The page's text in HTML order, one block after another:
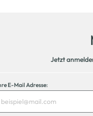
Jetzt
E-Mail Adresse: